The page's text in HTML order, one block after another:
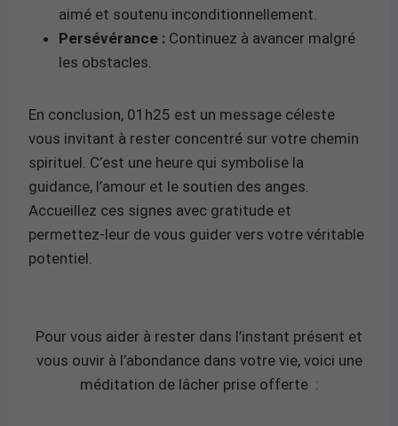
aimé et soutenu inconditionnellement.
Persévérance : Continuez à avancer malgré
les obstacles.
En conclusion, 01h25 est un message céleste
vous invitant à rester concentré sur votre chemin
spirituel. C’est une heure qui symbolise la
guidance, l’amour et le soutien des anges.
Accueillez ces signes avec gratitude et
permettez-leur de vous guider vers votre véritable
potentiel.
Pour vous aider à rester dans l’instant présent et
vous ouvir à l’abondance dans votre vie, voici une
méditation de lâcher prise offerte :